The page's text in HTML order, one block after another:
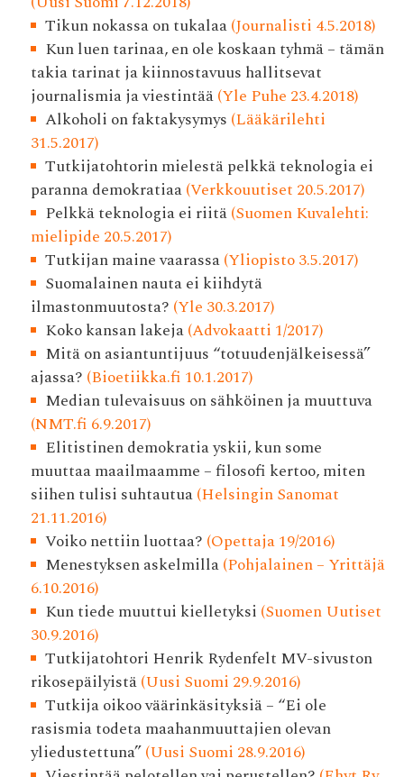
Tikun nokassa on tukalaa(Journalisti 4.5.2018)
Kun luen tarinaa, en ole koskaan tyhmä – tämän
takia tarinat ja kiinnostavuus hallitsevat
journalismia ja viestintää(Yle Puhe 23.4.2018)
Alkoholi on faktakysymys (Lääkärilehti
31.5.2017)
Tutkijatohtorin mielestä pelkkä teknologia ei
paranna demokratiaa(Verkkouutiset 20.5.2017)
Pelkkä teknologia ei riitä(Suomen Kuvalehti:
mielipide 20.5.2017)
Tutkijan maine vaarassa(Yliopisto 3.5.2017)
Suomalainen nauta ei kiihdytä
ilmastonmuutosta? (Yle 30.3.2017)
Koko kansan lakeja(Advokaatti 1/2017)
Mitä on asiantuntijuus “totuudenjälkeisessä”
ajassa? (Bioetiikka.fi 10.1.2017)
Median tulevaisuus on sähköinen ja muuttuva
(NMT.fi 6.9.2017)
Elitistinen demokratia yskii, kun some
muuttaa maailmaamme – filosofi kertoo, miten
siihen tulisi suhtautua(Helsingin Sanomat
21.11.2016)
Voiko nettiin luottaa? (Opettaja 19/2016)
Menestyksen askelmilla(Pohjalainen – Yrittäjä
6.10.2016)
Kun tiede muuttui kielletyksi (Suomen Uutiset
30.9.2016)
Tutkijatohtori Henrik Rydenfelt MV-sivuston
rikosepäilyistä(Uusi Suomi 29.9.2016)
Tutkija oikoo väärinkäsityksiä – “Ei ole
rasismia todeta maahanmuuttajien olevan
yliedustettuna”(Uusi Suomi 28.9.2016)